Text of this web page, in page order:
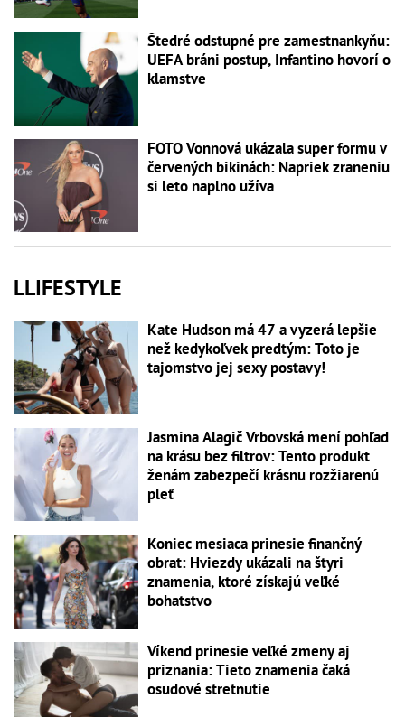
Štedré odstupné pre zamestnankyňu:
UEFA bráni postup, Infantino hovorí o
klamstve
FOTO Vonnová ukázala super formu v
červených bikinách: Napriek zraneniu
si leto naplno užíva
LLIFESTYLE
Kate Hudson má 47 a vyzerá lepšie
než kedykoľvek predtým: Toto je
tajomstvo jej sexy postavy!
Jasmina Alagič Vrbovská mení pohľad
na krásu bez filtrov: Tento produkt
ženám zabezpečí krásnu rozžiarenú
pleť
Koniec mesiaca prinesie finančný
obrat: Hviezdy ukázali na štyri
znamenia, ktoré získajú veľké
bohatstvo
Víkend prinesie veľké zmeny aj
priznania: Tieto znamenia čaká
osudové stretnutie